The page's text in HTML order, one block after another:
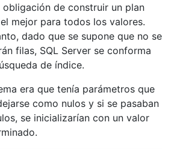
obligación de construir un plan
mejor para todos los valores.
dado que se supone que no se
filas, SQL Server se conforma
de índice.
era que tenía parámetros que
como nulos y si se pasaban
se inicializarían con un valor